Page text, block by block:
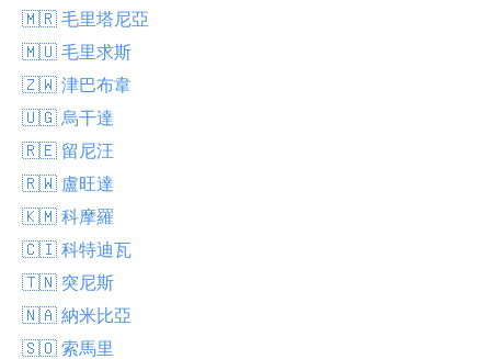
🇲🇷 毛里塔尼亞
🇲🇺 毛里求斯
🇿🇼 津巴布韋
🇺🇬 烏干達
🇷🇪 留尼汪
🇷🇼 盧旺達
🇰🇲 科摩羅
🇨🇮 科特迪瓦
🇹🇳 突尼斯
🇳🇦 納米比亞
🇸🇴 索馬里